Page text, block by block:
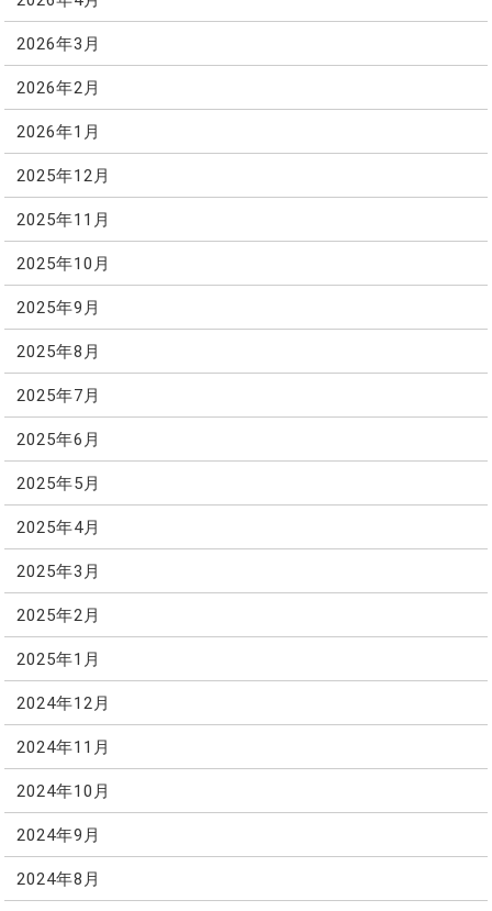
2026年3月
2026年2月
2026年1月
2025年12月
2025年11月
2025年10月
2025年9月
2025年8月
2025年7月
2025年6月
2025年5月
2025年4月
2025年3月
2025年2月
2025年1月
2024年12月
2024年11月
2024年10月
2024年9月
2024年8月